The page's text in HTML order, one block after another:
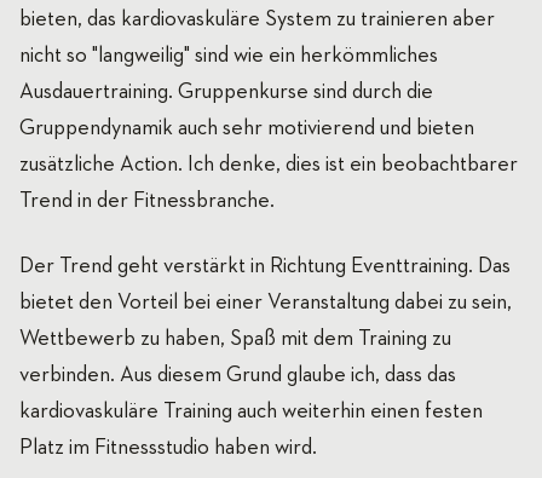
bieten, das kardiovaskuläre System zu trainieren aber
nicht so "langweilig" sind wie ein herkömmliches
Ausdauertraining. Gruppenkurse sind durch die
Gruppendynamik auch sehr motivierend und bieten
zusätzliche Action. Ich denke, dies ist ein beobachtbarer
Trend in der Fitnessbranche.
Der Trend geht verstärkt in Richtung Eventtraining. Das
bietet den Vorteil bei einer Veranstaltung dabei zu sein,
Wettbewerb zu haben, Spaß mit dem Training zu
verbinden. Aus diesem Grund glaube ich, dass das
kardiovaskuläre Training auch weiterhin einen festen
Platz im Fitnessstudio haben wird.